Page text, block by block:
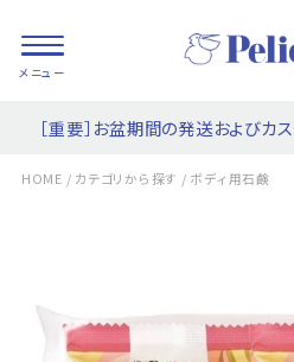
PRODUCTS / 商品を探す
［重要］お盆期間の発送およびカ
HOME / カテゴリから探す / ボディ用石鹸